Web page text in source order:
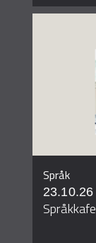
Språk
23.10.26
Språkkafe